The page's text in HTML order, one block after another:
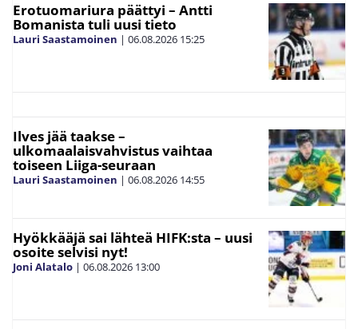
Erotuomariura päättyi – Antti
Bomanista tuli uusi tieto
Lauri Saastamoinen | 06.08.2026 15:25
Ilves jää taakse –
ulkomaalaisvahvistus vaihtaa
toiseen Liiga-seuraan
Lauri Saastamoinen | 06.08.2026 14:55
Hyökkääjä sai lähteä HIFK:sta – uusi
osoite selvisi nyt!
Joni Alatalo | 06.08.2026 13:00